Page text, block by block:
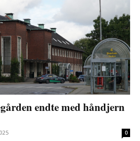
endte med håndjern
0